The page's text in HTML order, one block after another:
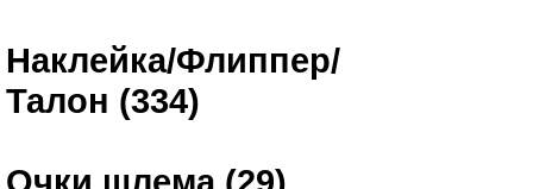
Наклейка/Флиппер/
Талон (334)